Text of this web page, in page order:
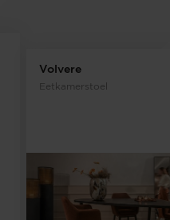
Volvere
Eetkamerstoel